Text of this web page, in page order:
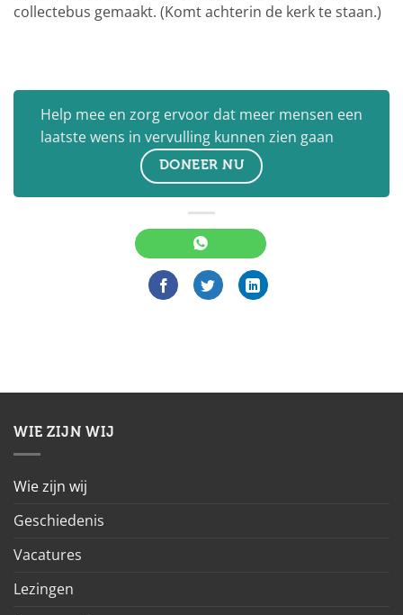
collectebus gemaakt. (Komt achterin de kerk te staan.)
Help mee en zorg ervoor dat meer mensen een
laatste wens in vervulling kunnen zien gaan
DONEER NU
WIE ZIJN WIJ
Wie zijn wij
Geschiedenis
Vacatures
Lezingen